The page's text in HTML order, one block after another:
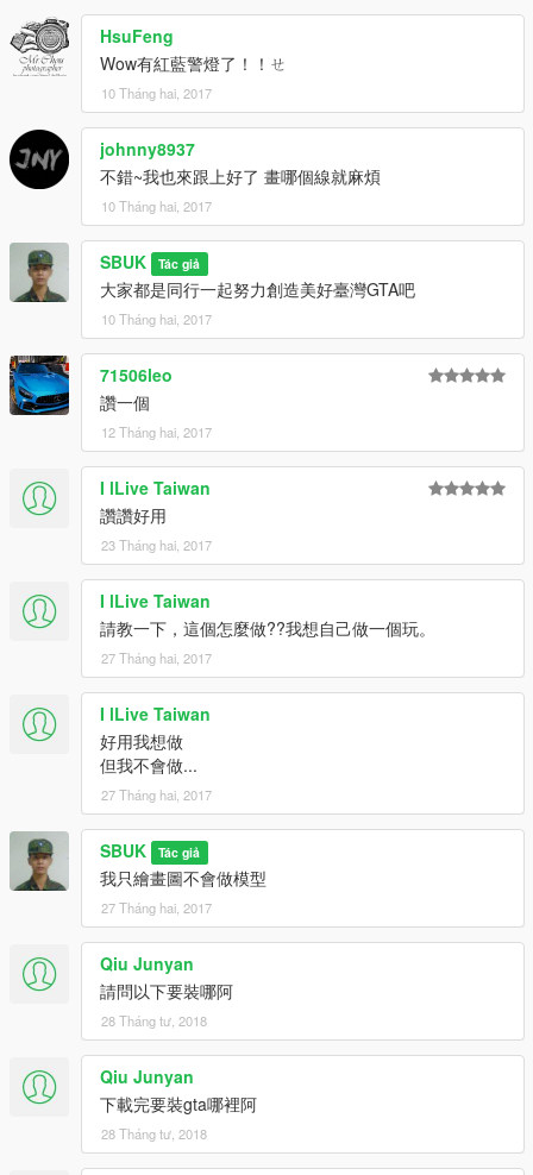
HsuFeng
Wow有紅藍警燈了！！ㄝ
10 Tháng hai, 2017
johnny8937
不錯~我也來跟上好了 畫哪個線就麻煩
10 Tháng hai, 2017
SBUK Tác giả
大家都是同行一起努力創造美好臺灣GTA吧
10 Tháng hai, 2017
71506leo
讚一個
12 Tháng hai, 2017
I lLive Taiwan
讚讚好用
23 Tháng hai, 2017
I lLive Taiwan
請教一下，這個怎麼做??我想自己做一個玩。
27 Tháng hai, 2017
I lLive Taiwan
好用我想做
但我不會做...
27 Tháng hai, 2017
SBUK Tác giả
我只繪畫圖不會做模型
27 Tháng hai, 2017
Qiu Junyan
請問以下要裝哪阿
28 Tháng tư, 2018
Qiu Junyan
下載完要裝gta哪裡阿
28 Tháng tư, 2018